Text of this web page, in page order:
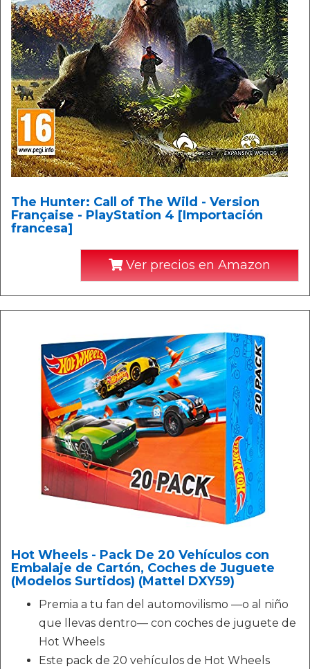
The Hunter: Call of The Wild - Version
Française - PlayStation 4 [Importación
francesa]
Ver precios en Amazon
Hot Wheels - Pack De 20 Vehículos con
Embalaje de Cartón, Coches de Juguete
(Modelos Surtidos) (Mattel DXY59)
Premia a tu fan del automovilismo —o al niño
que llevas dentro— con coches de juguete de
Hot Wheels
Este pack de 20 vehículos de Hot Wheels